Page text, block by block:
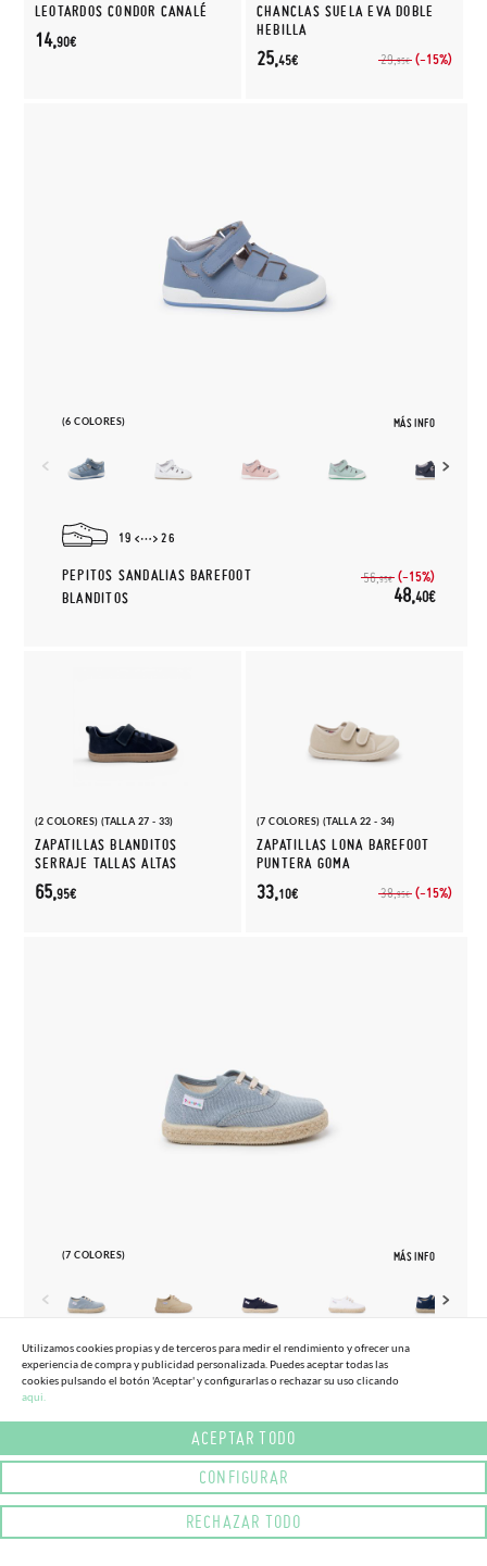
LEOTARDOS CONDOR CANALÉ
14,90€
CHANCLAS SUELA EVA DOBLE
HEBILLA
29,95€ (-15%)
25,45€
(6 COLORES) MÁS INFO
19 26
PEPITOS SANDALIAS BAREFOOT
BLANDITOS
56,95€ (-15%)
48,40€
(2 COLORES) (TALLA 27 - 33)
ZAPATILLAS BLANDITOS
SERRAJE TALLAS ALTAS
65,95€
(7 COLORES) (TALLA 22 - 34)
ZAPATILLAS LONA BAREFOOT
PUNTERA GOMA
38,95€ (-15%)
33,10€
(7 COLORES) MÁS INFO
20 37
28,
Utilizamos cookies propias y de terceros para medir el rendimiento y ofrecer una
experiencia de compra y publicidad personalizada. Puedes aceptar todas las
cookies pulsando el botón 'Aceptar' y configurarlas o rechazar su uso clicando
aqui.
ACEPTAR TODO
CONFIGURAR
RECHAZAR TODO